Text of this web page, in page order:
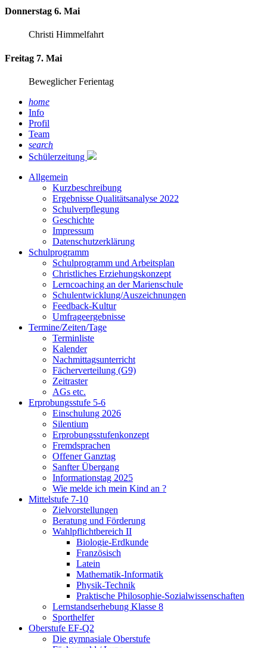
Donnerstag 6. Mai
Christi Himmelfahrt
Freitag 7. Mai
Beweglicher Ferientag
home
Info
Profil
Team
search
Schülerzeitung
Allgemein
Kurzbeschreibung
Ergebnisse Qualitätsanalyse 2022
Schulverpflegung
Geschichte
Impressum
Datenschutzerklärung
Schulprogramm
Schulprogramm und Arbeitsplan
Christliches Erziehungskonzept
Lerncoaching an der Marienschule
Schulentwicklung/Auszeichnungen
Feedback-Kultur
Umfrageergebnisse
Termine/Zeiten/Tage
Terminliste
Kalender
Nachmittagsunterricht
Fächerverteilung (G9)
Zeitraster
AGs etc.
Erprobungsstufe 5-6
Einschulung 2026
Silentium
Erprobungsstufenkonzept
Fremdsprachen
Offener Ganztag
Sanfter Übergang
Informationstag 2025
Wie melde ich mein Kind an ?
Mittelstufe 7-10
Zielvorstellungen
Beratung und Förderung
Wahlpflichtbereich II
Biologie-Erdkunde
Französisch
Latein
Mathematik-Informatik
Physik-Technik
Praktische Philosophie-Sozialwissenschaften
Lernstandserhebung Klasse 8
Sporthelfer
Oberstufe EF-Q2
Die gymnasiale Oberstufe